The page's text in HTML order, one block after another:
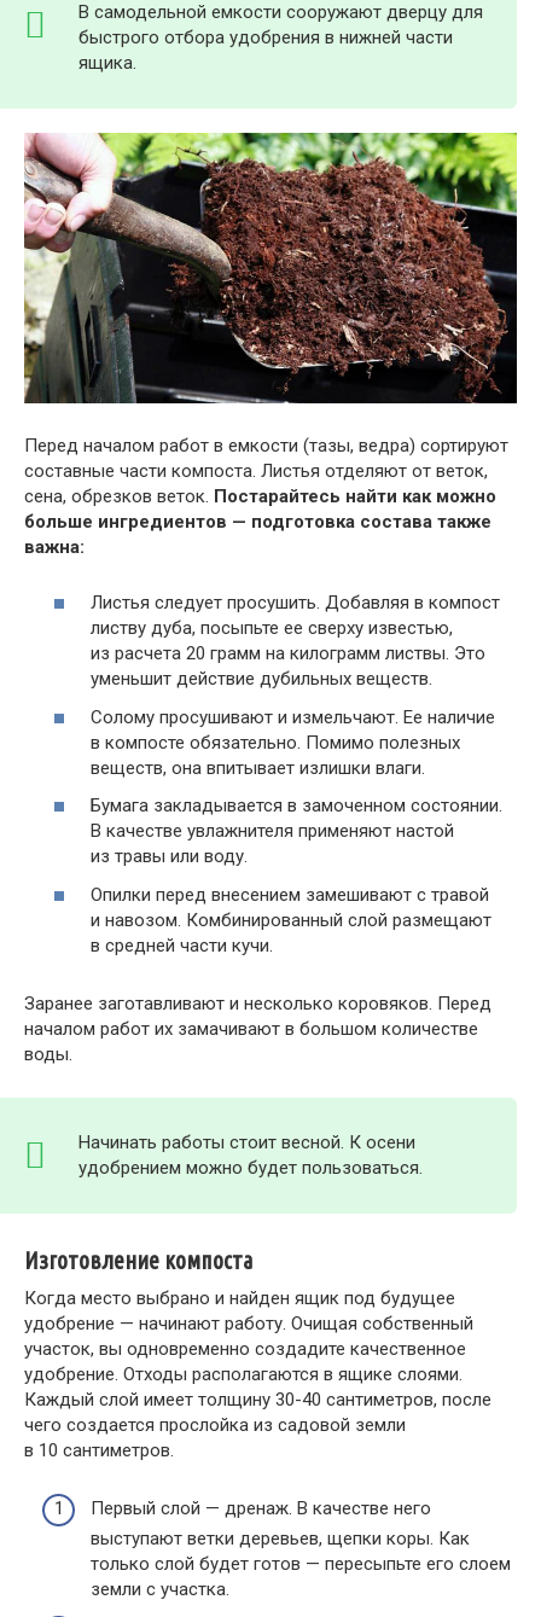
В самодельной емкости сооружают дверцу для
быстрого отбора удобрения в нижней части
ящика.
Перед началом работ в емкости (тазы, ведра) сортируют
составные части компоста. Листья отделяют от веток,
сена, обрезков веток. Постарайтесь найти как можно
больше ингредиентов — подготовка состава также
важна:
Листья следует просушить. Добавляя в компост
листву дуба, посыпьте ее сверху известью,
из расчета 20 грамм на килограмм листвы. Это
уменьшит действие дубильных веществ.
Солому просушивают и измельчают. Ее наличие
в компосте обязательно. Помимо полезных
веществ, она впитывает излишки влаги.
Бумага закладывается в замоченном состоянии.
В качестве увлажнителя применяют настой
из травы или воду.
Опилки перед внесением замешивают с травой
и навозом. Комбинированный слой размещают
в средней части кучи.
Заранее заготавливают и несколько коровяков. Перед
началом работ их замачивают в большом количестве
воды.
Начинать работы стоит весной. К осени
удобрением можно будет пользоваться.
Изготовление компоста
Когда место выбрано и найден ящик под будущее
удобрение — начинают работу. Очищая собственный
участок, вы одновременно создадите качественное
удобрение. Отходы располагаются в ящике слоями.
Каждый слой имеет толщину 30-40 сантиметров, после
чего создается прослойка из садовой земли
в 10 сантиметров.
Первый слой — дренаж. В качестве него
выступают ветки деревьев, щепки коры. Как
только слой будет готов — пересыпьте его слоем
земли с участка.